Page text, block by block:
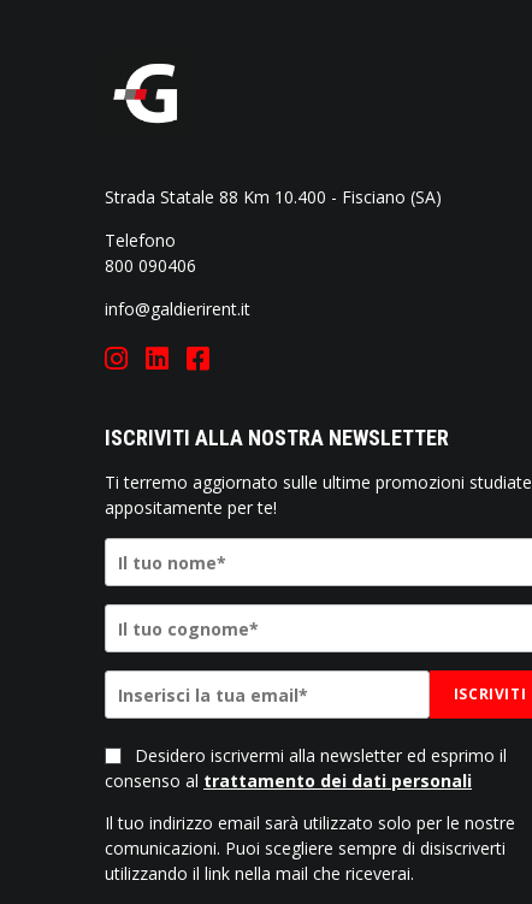
Strada Statale 88 Km 10.400 - Fisciano (SA)
Telefono
800 090406
info@galdierirent.it
ISCRIVITI ALLA NOSTRA NEWSLETTER
Ti terremo aggiornato sulle ultime promozioni studiate
appositamente per te!
ISCRIVITI
Desidero iscrivermi alla newsletter ed esprimo il
consenso al trattamento dei dati personali
Il tuo indirizzo email sarà utilizzato solo per le nostre
comunicazioni. Puoi scegliere sempre di disiscriverti
utilizzando il link nella mail che riceverai.